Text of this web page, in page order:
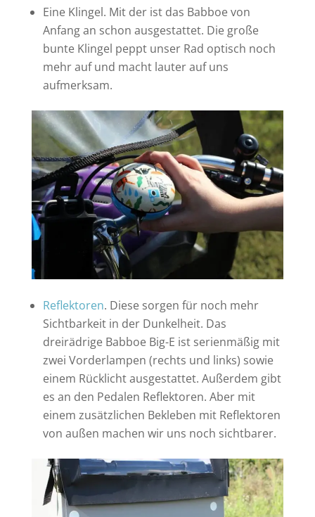
Eine Klingel. Mit der ist das Babboe von
Anfang an schon ausgestattet. Die große
bunte Klingel peppt unser Rad optisch noch
mehr auf und macht lauter auf uns
aufmerksam.
Reflektoren. Diese sorgen für noch mehr
Sichtbarkeit in der Dunkelheit. Das
dreirädrige Babboe Big-E ist serienmäßig mit
zwei Vorderlampen (rechts und links) sowie
einem Rücklicht ausgestattet. Außerdem gibt
es an den Pedalen Reflektoren. Aber mit
einem zusätzlichen Bekleben mit Reflektoren
von außen machen wir uns noch sichtbarer.